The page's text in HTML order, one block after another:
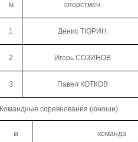
м спорстмен
1 Денис ТЮРИН
2 Игорь СОЗИНОВ
3 Павел КОТКОВ
Командные соревнования (юноши)
м команда